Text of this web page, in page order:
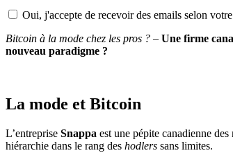
Oui, j'accepte de recevoir des emails selon votre
Bitcoin à la mode chez les pros ? – Une firme
nouveau paradigme ?
La mode et Bitcoin
L’entreprise Snappa est une pépite canadienne
hiérarchie dans le rang des hodlers sans limites.